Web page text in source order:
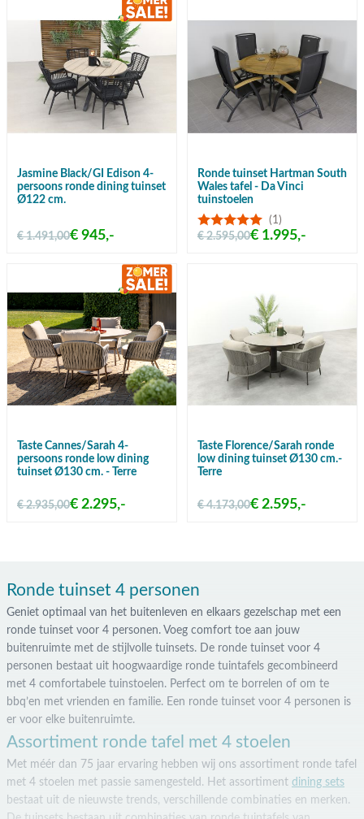
Jasmine Black/GI Edison 4-
persoons ronde dining tuinset
Ø122 cm.
€ 1.491,00€ 945,-
Ronde tuinset Hartman South
Wales tafel - Da Vinci
tuinstoelen
(1)
€ 2.595,00€ 1.995,-
Taste Cannes/Sarah 4-
persoons ronde low dining
tuinset Ø130 cm. - Terre
€ 2.935,00€ 2.295,-
Taste Florence/Sarah ronde
low dining tuinset Ø130 cm.-
Terre
€ 4.173,00€ 2.595,-
Ronde tuinset 4 personen
Geniet optimaal van het buitenleven en elkaars gezelschap met een
ronde tuinset voor 4 personen. Voeg comfort toe aan jouw
buitenruimte met de stijlvolle tuinsets. De ronde tuinset voor 4
personen bestaat uit hoogwaardige ronde tuintafels gecombineerd
met 4 comfortabele tuinstoelen. Perfect om te borrelen of om te
bbq’en met vrienden en familie. Een ronde tuinset voor 4 personen is
er voor elke buitenruimte.
Assortiment ronde tafel met 4 stoelen
Met méér dan 75 jaar ervaring hebben wij ons assortiment ronde tafel
met 4 stoelen met passie samengesteld. Het assortiment dining sets
bestaat uit de nieuwste trends, verschillende combinaties en merken.